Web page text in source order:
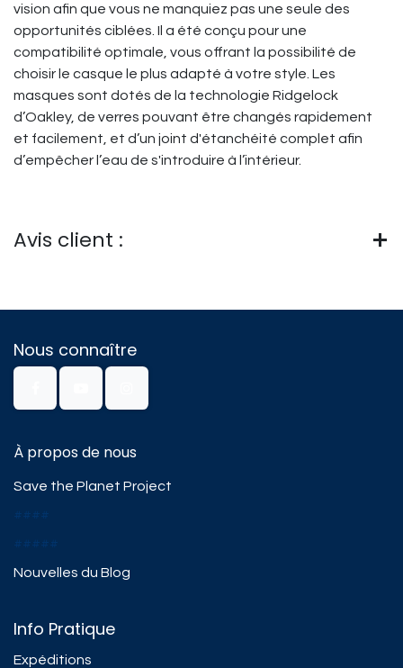
vision afin que vous ne manquiez pas une seule des
opportunités ciblées. Il a été conçu pour une
compatibilité optimale, vous offrant la possibilité de
choisir le casque le plus adapté à votre style. Les
masques sont dotés de la technologie Ridgelock
d’Oakley, de verres pouvant être changés rapidement
et facilement, et d’un joint d'étanchéité complet afin
d’empêcher l’eau de s'introduire à l’intérieur.
Avis client :
Nous connaître
À propos de nous
Save the Planet Project
####
#####
Nouvelles du Blog
Info Pratique
Expéditions